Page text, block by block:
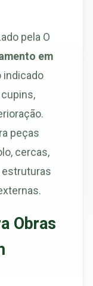
pela O
em
indicado
peças
cercas,
estruturas
Obras